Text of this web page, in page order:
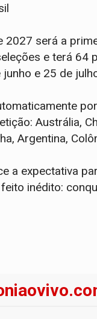
2027 será a
e terá
e 25 de
Austrália,
Argentina,
a expectativa
inédito: